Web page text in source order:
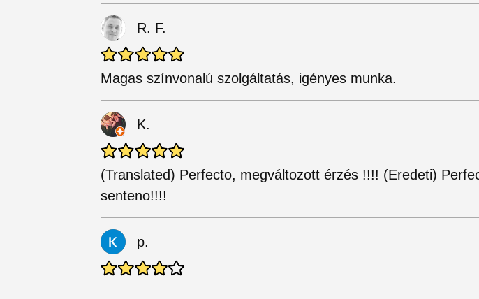
R. F.
Magas színvonalú szolgáltatás, igényes munka.
K.
(Translated) Perfecto, megváltozott érzés !!!! (Eredeti)
senteno!!!!
p.